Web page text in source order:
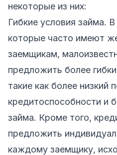
некоторые из них:
Гибкие условия займа.
которые часто имеют
заемщикам,
предложить более
такие как более низкий
кредитоспособности и
займа. Кроме того,
предложить
каждому заемщику,